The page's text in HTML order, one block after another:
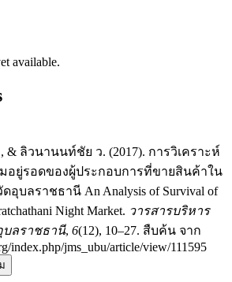
available.
ลิวนานนท์ชัย ว. (2017). การวิเคราะห์
อยู่รอดของผู้ประกอบการที่ขายสินค้าใน
บลราชธานี An Analysis of Survival of
Night Market. วารสารบริหาร
บลราชธานี, 6(12), 10–27. สืบค้น จาก
index.php/jms_ubu/article/view/111595